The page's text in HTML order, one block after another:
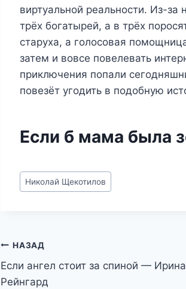
виртуальной реальности. Из-
трёх богатырей, а в трёх
старуха, а голосовая
затем и вовсе повелевать
приключения попали
повезёт угодить в подобную
Если б мама была
Метки
записи:
Николай Щекотилов
Навигация
по
НАЗАД
Если ангел стоит за спиной — Ирина
Рейнгард